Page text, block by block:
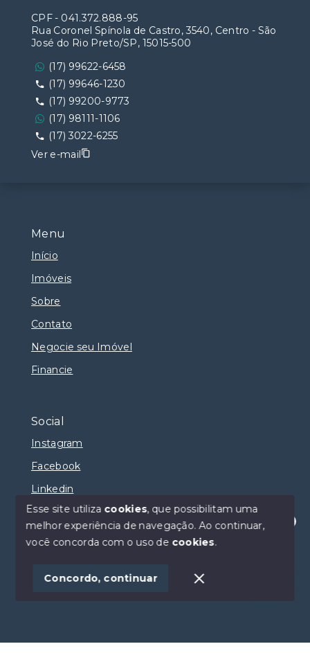
Olá! Estamos disponíveis para te ajudar.
Menu
Início
Imóveis
Sobre
Contato
Negocie seu Imóvel
Financie
Social
Instagram
Facebook
Linkedin
© Copyright 2026 - Selma Sumaya Corretora - Todos
SITE PARA IMOBILIARIA
CPF- 041.372.888-95
Rua Coronel Spínola de Castro, 3540, Centro - São
José do Rio Preto/SP, 15015-500
(17) 99622-6458
(17) 99646-1230
(17) 99200-9773
(17) 98111-1106
(17) 3022-6255
Ver e-mail
Esse site utiliza cookies, que possibilitam uma
melhor experiência de navegação.Ao continuar,
você concorda com o uso de cookies.
Concordo, continuar